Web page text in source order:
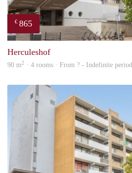
€ 865
Herculeshof
90 m2 · 4 rooms · From ? - Indefinite period